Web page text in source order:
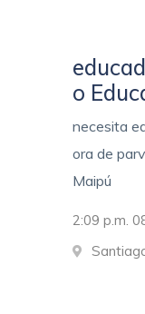
o
necesita
ora de
Maipú
2:09 p.m.